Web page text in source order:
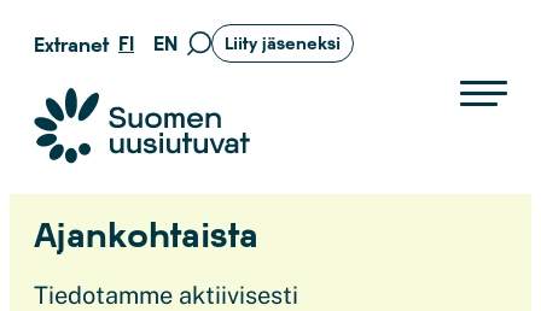
Siirry
sisältöön
Extranet FI EN
Siirry
Liity jäseneksi
Suomen uusiutuvat ry
Ajankohtaista
Tiedotamme aktiivisesti